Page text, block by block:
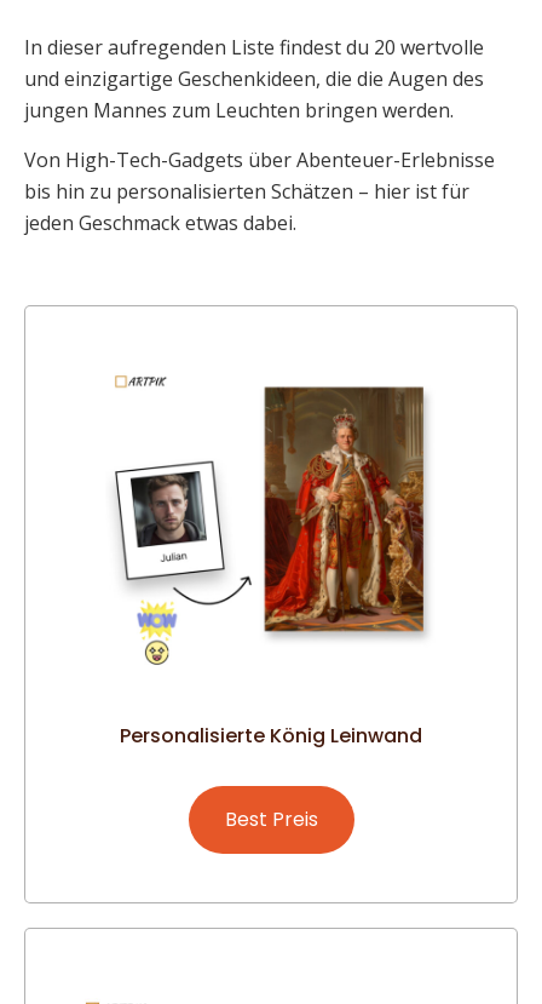
In dieser aufregenden Liste findest du 20 wertvolle
und einzigartige Geschenkideen, die die Augen des
jungen Mannes zum Leuchten bringen werden.
Von High-Tech-Gadgets über Abenteuer-Erlebnisse
bis hin zu personalisierten Schätzen – hier ist für
jeden Geschmack etwas dabei.
Personalisierte König Leinwand
Best Preis